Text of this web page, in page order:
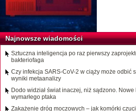
Najnowsze wiadomości
Sztuczna inteligencja po raz pierwszy
bakteriofaga
Czy infekcja SARS-CoV-2 w ciąży może odbić
wyniki metaanalizy
Dodo widział świat inaczej, niż sądzono. Nowe
wymarłego ptaka
Zakażenie dróg moczowych – jak komórki